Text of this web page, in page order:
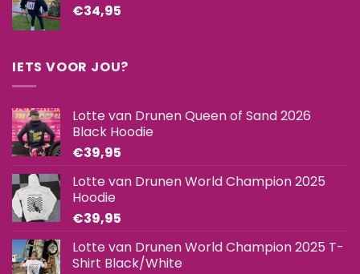
€34,95
IETS VOOR JOU?
Lotte van Drunen Queen of Sand 2026
Black Hoodie
€39,95
Lotte van Drunen World Champion 2025
Hoodie
€39,95
Lotte van Drunen World Champion 2025 T-
Shirt Black/White